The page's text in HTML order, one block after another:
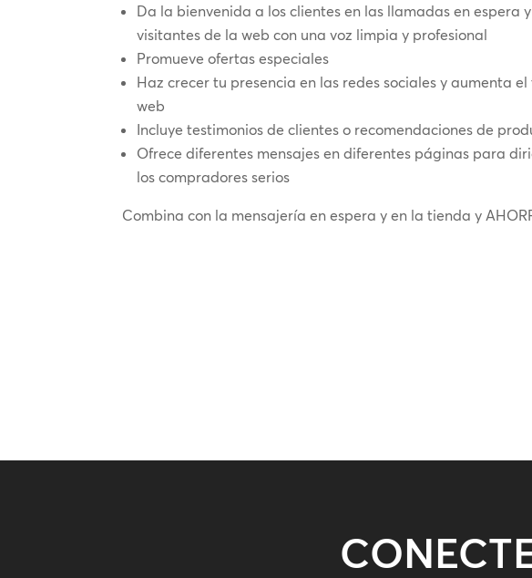
Da la bienvenida a los clientes en las llamadas en espera
visitantes de la web con una voz limpia y profesional
Promueve ofertas especiales
Haz crecer tu presencia en las redes sociales y aumenta
web
Incluye testimonios de clientes o recomendaciones de
Ofrece diferentes mensajes en diferentes páginas para
los compradores serios
Combina con la mensajería en espera y en la tienda y